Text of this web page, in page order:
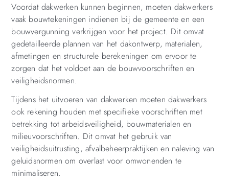
Voordat dakwerken kunnen beginnen, moeten dakwerkers
vaak bouwtekeningen indienen bij de gemeente en een
bouwvergunning verkrijgen voor het project. Dit omvat
gedetailleerde plannen van het dakontwerp, materialen,
afmetingen en structurele berekeningen om ervoor te
zorgen dat het voldoet aan de bouwvoorschriften en
veiligheidsnormen.
Tijdens het uitvoeren van dakwerken moeten dakwerkers
ook rekening houden met specifieke voorschriften met
betrekking tot arbeidsveiligheid, bouwmaterialen en
milieuvoorschriften. Dit omvat het gebruik van
veiligheidsuitrusting, afvalbeheerpraktijken en naleving van
geluidsnormen om overlast voor omwonenden te
minimaliseren.